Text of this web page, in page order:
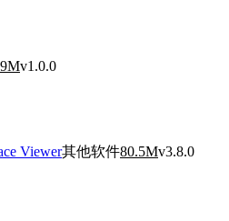
v1.0.0
Viewer其他软件80.5Mv3.8.0